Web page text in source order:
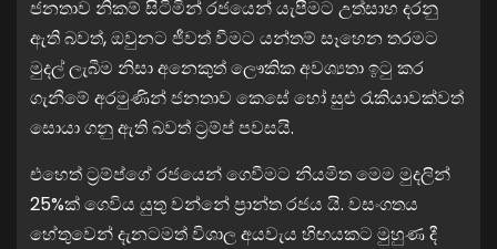
ජනතාව නිකම් සිටිමින් රජයෙන් යැපීමට උත්සාහ දරනු
ඇති බවත්, ඔවුනට ජීවත් වීමට යන්තම් සෑහෙන තරමට
මුදල් ලැබීම නිසා අනෙකුත් ලෞකික අවශ්‍යතා ඉටු කර
ගැනීමේ අරමුණින් ජනතාව කෙසේ හෝ සුළු රැකියාවක්වත්
සොයා ගනු ඇති බවත් ට්‍රම්ප් පවසයි.
එහෙත් ට්‍රම්ප්ගේ රජයෙන් ගෙවීමට නියමිත මෙම මුදලින්
25%ක් ගෙවිය යුතු වන්නේ ප්‍රාන්ත රජය යි. වසංගතය
හේතුවෙන් දැනටමත් විශාල අයවැය හිඟයකට මුහුණ දී